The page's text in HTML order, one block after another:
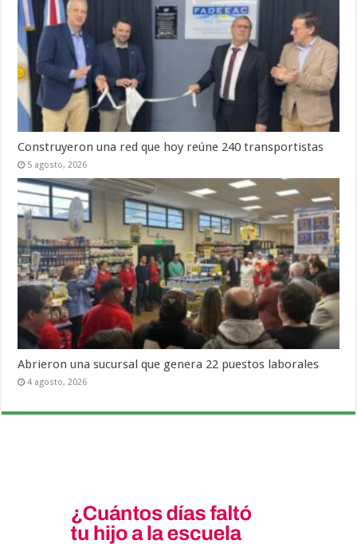
Construyeron una red que hoy reúne 240 transportistas
5 agosto, 2026
Abrieron una sucursal que genera 22 puestos laborales
4 agosto, 2026